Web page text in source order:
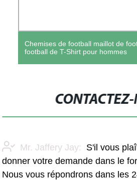
Chemises de football maillot de
football de T-Shirt pour hommes
Mr. Jaffery Jay:
S'il vous
donner votre demande dans le
Nous vous répondrons dans les